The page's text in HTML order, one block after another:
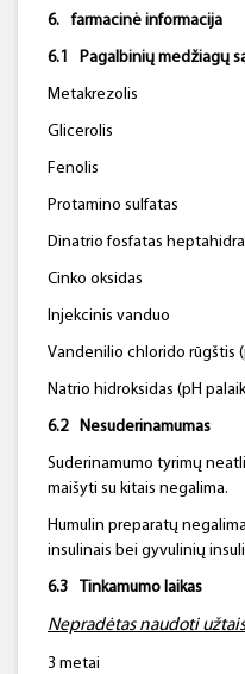
6. farmacinė informacija
6.1 Pagalbinių medžiagų
Metakrezolis
Glicerolis
Fenolis
Protamino sulfatas
Dinatrio fosfatas
Cinko oksidas
Injekcinis vanduo
Vandenilio chlorido rūgštis
Natrio hidroksidas (pH
6.2 Nesuderinamumas
Suderinamumo tyrimų
maišyti su kitais negalima.
Humulin preparatų
insulinais bei gyvulinių
6.3 Tinkamumo laikas
Nepradėtas naudoti
3 metai